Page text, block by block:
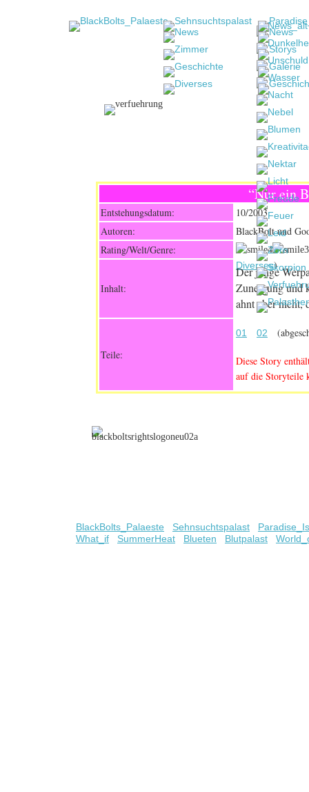
“Nur ein
Entstehungsdatum:
10/2003
Autoren:
BlackBolt und
Rating/Welt/Genre:
Diverses)
Inhalt:
Der junge
Zuneigung und
ahnt aber nicht,
Teile:
01 02
Diese Story
auf die Storyteile
BlackBolts_Palaeste Sehnsuchtspalast
What_if
SummerHeat Blueten Blutpalast